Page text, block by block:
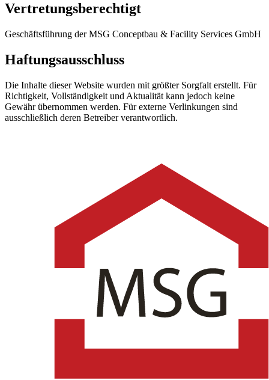
Vertretungsberechtigt
Geschäftsführung der MSG Conceptbau & Facility Services GmbH
Haftungsausschluss
Die Inhalte dieser Website wurden mit größter Sorgfalt erstellt. Für
Richtigkeit, Vollständigkeit und Aktualität kann jedoch keine
Gewähr übernommen werden. Für externe Verlinkungen sind
ausschließlich deren Betreiber verantwortlich.